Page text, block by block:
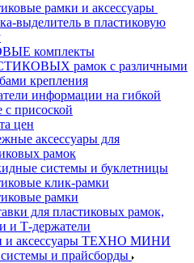
рамки и аксессуары
выделитель в пластиковую
комплекты
рамок с различными
крепления
информации на гибкой
с присоской
цен
аксессуары для
рамок
системы и буклетницы
клик-рамки
рамки
для пластиковых рамок,
и Т-держатели
и аксессуары ТЕХНО МИНИ
и прайсборды